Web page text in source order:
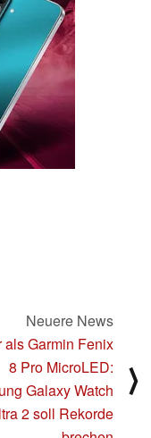
Neuere News
als Garmin Fenix
8 Pro MicroLED:
Galaxy Watch
2 soll Rekorde
⟩